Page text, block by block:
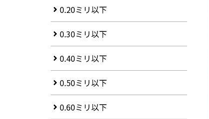
0.20ミリ以下
0.30ミリ以下
0.40ミリ以下
0.50ミリ以下
0.60ミリ以下